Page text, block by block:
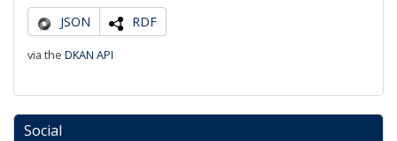
JSON RDF
via the DKAN API
Social